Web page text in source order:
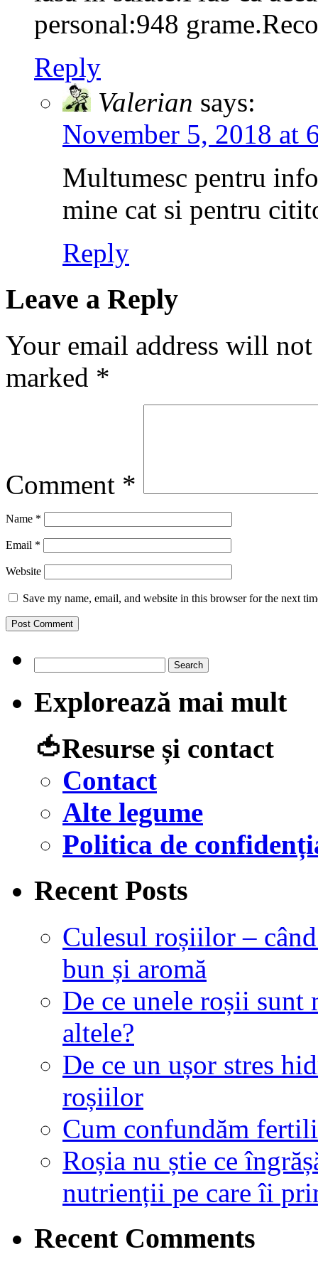
personal:948
Reply
Valerian says:
November 5, 2018 at
Multumesc pentru
mine cat si pentru
Reply
Leave a Reply
Your email address will
marked *
Comment *
Name *
Email *
Website
Save my name, email, and website in this browser for the next
for:
Explorează mai mult
🍅Resurse și contact
Contact
Alte legume
Politica de
Recent Posts
Culesul roșiilor –
bun și aromă
De ce unele roșii sunt
altele?
De ce un ușor stres
roșiilor
Cum confundăm
Roșia nu știe ce
nutrienții pe care îi
Recent Comments